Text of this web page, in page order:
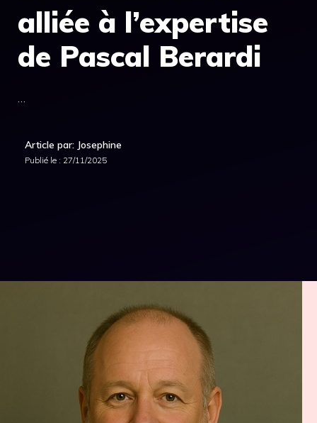
alliée à l’expertise
de Pascal Berardi
…
Article par: Josephine
Publié le : 27/11/2025